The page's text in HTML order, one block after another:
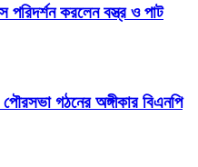
পরিদর্শন করলেন বস্ত্র ও পাট
গঠনের অঙ্গীকার বিএনপি